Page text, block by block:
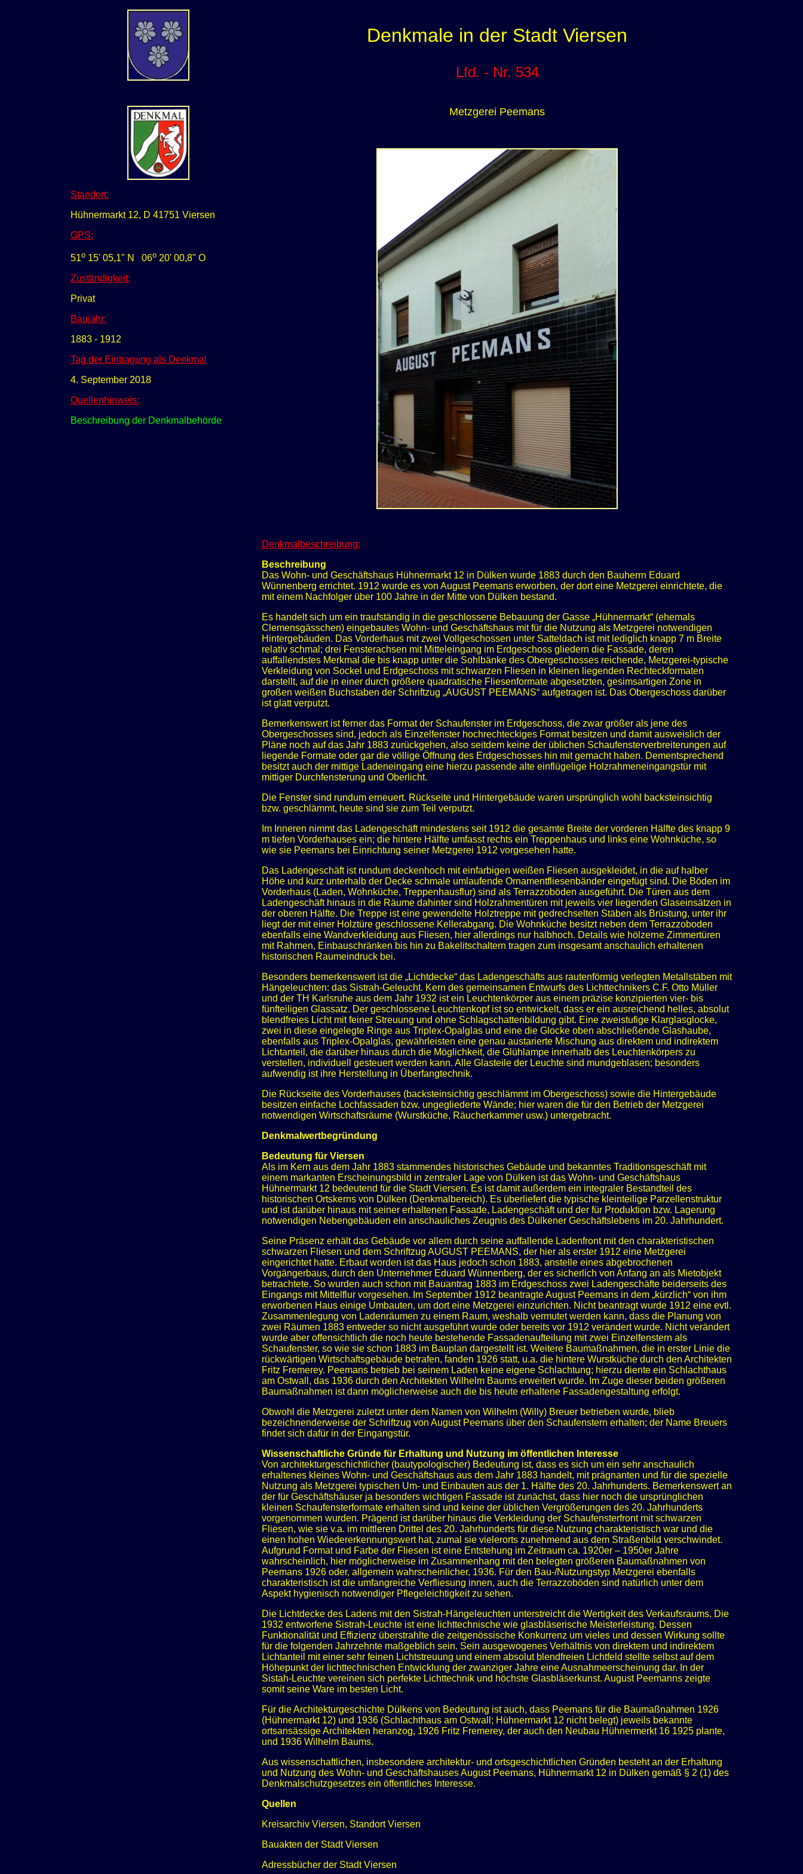
Denkmale in der Stadt Viersen
Lfd. - Nr. 534
Standort:
Hühnermarkt 12, D 41751 Viersen
GPS:
51o 15' 05,1" N 06o 20' 00,8" O
Zuständigkeit:
Privat
Baujahr:
1883 - 1912
Tag der Eintragung als Denkmal
4. September 2018
Quellenhinweis:
Beschreibung der Denkmalbehörde
Metzgerei Peemans
Denkmalbeschreibung:
Beschreibung
Das Wohn- und Geschäftshaus Hühnermarkt 12 in Dülken wurde 1883 durch den Bauherrn Eduard
Wünnenberg errichtet. 1912 wurde es von August Peemans erworben, der dort eine Metzgerei einrichtete, die
mit einem Nachfolger über 100 Jahre in der Mitte von Dülken bestand.
Es handelt sich um ein traufständig in die geschlossene Bebauung der Gasse „Hühnermarkt“ (ehemals
Clemensgässchen) eingebautes Wohn- und Geschäftshaus mit für die Nutzung als Metzgerei notwendigen
Hintergebäuden. Das Vorderhaus mit zwei Vollgeschossen unter Satteldach ist mit lediglich knapp 7 m Breite
relativ schmal; drei Fensterachsen mit Mitteleingang im Erdgeschoss gliedern die Fassade, deren
auffallendstes Merkmal die bis knapp unter die Sohlbänke des Obergeschosses reichende, Metzgerei-typische
Verkleidung von Sockel und Erdgeschoss mit schwarzen Fliesen in kleinen liegenden Rechteckformaten
darstellt, auf die in einer durch größere quadratische Fliesenformate abgesetzten, gesimsartigen Zone in
großen weißen Buchstaben der Schriftzug „AUGUST PEEMANS“ aufgetragen ist. Das Obergeschoss darüber
ist glatt verputzt.
Bemerkenswert ist ferner das Format der Schaufenster im Erdgeschoss, die zwar größer als jene des
Obergeschosses sind, jedoch als Einzelfenster hochrechteckiges Format besitzen und damit ausweislich der
Pläne noch auf das Jahr 1883 zurückgehen, also seitdem keine der üblichen Schaufensterverbreiterungen auf
liegende Formate oder gar die völlige Öffnung des Erdgeschosses hin mit gemacht haben. Dementsprechend
besitzt auch der mittige Ladeneingang eine hierzu passende alte einflügelige Holzrahmeneingangstür mit
mittiger Durchfensterung und Oberlicht.
Die Fenster sind rundum erneuert. Rückseite und Hintergebäude waren ursprünglich wohl backsteinsichtig
bzw. geschlämmt, heute sind sie zum Teil verputzt.
Im Inneren nimmt das Ladengeschäft mindestens seit 1912 die gesamte Breite der vorderen Hälfte des knapp 9
m tiefen Vorderhauses ein; die hintere Hälfte umfasst rechts ein Treppenhaus und links eine Wohnküche, so
wie sie Peemans bei Einrichtung seiner Metzgerei 1912 vorgesehen hatte.
Das Ladengeschäft ist rundum deckenhoch mit einfarbigen weißen Fliesen ausgekleidet, in die auf halber
Höhe und kurz unterhalb der Decke schmale umlaufende Ornamentfliesenbänder eingefügt sind. Die Böden im
Vorderhaus (Laden, Wohnküche, Treppenhausflur) sind als Terrazzoböden ausgeführt. Die Türen aus dem
Ladengeschäft hinaus in die Räume dahinter sind Holzrahmentüren mit jeweils vier liegenden Glaseinsätzen in
der oberen Hälfte. Die Treppe ist eine gewendelte Holztreppe mit gedrechselten Stäben als Brüstung, unter ihr
liegt der mit einer Holztüre geschlossene Kellerabgang. Die Wohnküche besitzt neben dem Terrazzoboden
ebenfalls eine Wandverkleidung aus Fliesen, hier allerdings nur halbhoch. Details wie hölzerne Zimmertüren
mit Rahmen, Einbauschränken bis hin zu Bakelitschaltern tragen zum insgesamt anschaulich erhaltenen
historischen Raumeindruck bei.
Besonders bemerkenswert ist die „Lichtdecke“ das Ladengeschäfts aus rautenförmig verlegten Metallstäben mit
Hängeleuchten: das Sistrah-Geleucht. Kern des gemeinsamen Entwurfs des Lichttechnikers C.F. Otto Müller
und der TH Karlsruhe aus dem Jahr 1932 ist ein Leuchtenkörper aus einem präzise konzipierten vier- bis
fünfteiligen Glassatz. Der geschlossene Leuchtenkopf ist so entwickelt, dass er ein ausreichend helles, absolut
blendfreies Licht mit feiner Streuung und ohne Schlagschattenbildung gibt. Eine zweistufige Klarglasglocke,
zwei in diese eingelegte Ringe aus Triplex-Opalglas und eine die Glocke oben abschließende Glashaube,
ebenfalls aus Triplex-Opalglas, gewährleisten eine genau austarierte Mischung aus direktem und indirektem
Lichtanteil, die darüber hinaus durch die Möglichkeit, die Glühlampe innerhalb des Leuchtenkörpers zu
verstellen, individuell gesteuert werden kann. Alle Glasteile der Leuchte sind mundgeblasen; besonders
aufwendig ist ihre Herstellung in Überfangtechnik.
Die Rückseite des Vorderhauses (backsteinsichtig geschlämmt im Obergeschoss) sowie die Hintergebäude
besitzen einfache Lochfassaden bzw. ungegliederte Wände; hier waren die für den Betrieb der Metzgerei
notwendigen Wirtschaftsräume (Wurstküche, Räucherkammer usw.) untergebracht.
Denkmalwertbegründung
Bedeutung für Viersen
Als im Kern aus dem Jahr 1883 stammendes historisches Gebäude und bekanntes Traditionsgeschäft mit
einem markanten Erscheinungsbild in zentraler Lage von Dülken ist das Wohn- und Geschäftshaus
Hühnermarkt 12 bedeutend für die Stadt Viersen. Es ist damit außerdem ein integraler Bestandteil des
historischen Ortskerns von Dülken (Denkmalbereich). Es überliefert die typische kleinteilige Parzellenstruktur
und ist darüber hinaus mit seiner erhaltenen Fassade, Ladengeschäft und der für Produktion bzw. Lagerung
notwendigen Nebengebäuden ein anschauliches Zeugnis des Dülkener Geschäftslebens im 20. Jahrhundert.
Seine Präsenz erhält das Gebäude vor allem durch seine auffallende Ladenfront mit den charakteristischen
schwarzen Fliesen und dem Schriftzug AUGUST PEEMANS, der hier als erster 1912 eine Metzgerei
eingerichtet hatte. Erbaut worden ist das Haus jedoch schon 1883, anstelle eines abgebrochenen
Vorgängerbaus, durch den Unternehmer Eduard Wünnenberg, der es sicherlich von Anfang an als Mietobjekt
betrachtete. So wurden auch schon mit Bauantrag 1883 im Erdgeschoss zwei Ladengeschäfte beiderseits des
Eingangs mit Mittelflur vorgesehen. Im September 1912 beantragte August Peemans in dem „kürzlich“ von ihm
erworbenen Haus einige Umbauten, um dort eine Metzgerei einzurichten. Nicht beantragt wurde 1912 eine evtl.
Zusammenlegung von Ladenräumen zu einem Raum, weshalb vermutet werden kann, dass die Planung von
zwei Räumen 1883 entweder so nicht ausgeführt wurde oder bereits vor 1912 verändert wurde. Nicht verändert
wurde aber offensichtlich die noch heute bestehende Fassadenaufteilung mit zwei Einzelfenstern als
Schaufenster, so wie sie schon 1883 im Bauplan dargestellt ist. Weitere Baumaßnahmen, die in erster Linie die
rückwärtigen Wirtschaftsgebäude betrafen, fanden 1926 statt, u.a. die hintere Wurstküche durch den Architekten
Fritz Fremerey. Peemans betrieb bei seinem Laden keine eigene Schlachtung; hierzu diente ein Schlachthaus
am Ostwall, das 1936 durch den Architekten Wilhelm Baums erweitert wurde. Im Zuge dieser beiden größeren
Baumaßnahmen ist dann möglicherweise auch die bis heute erhaltene Fassadengestaltung erfolgt.
Obwohl die Metzgerei zuletzt unter dem Namen von Wilhelm (Willy) Breuer betrieben wurde, blieb
bezeichnenderweise der Schriftzug von August Peemans über den Schaufenstern erhalten; der Name Breuers
findet sich dafür in der Eingangstür.
Wissenschaftliche Gründe für Erhaltung und Nutzung im öffentlichen Interesse
Von architekturgeschichtlicher (bautypologischer) Bedeutung ist, dass es sich um ein sehr anschaulich
erhaltenes kleines Wohn- und Geschäftshaus aus dem Jahr 1883 handelt, mit prägnanten und für die spezielle
Nutzung als Metzgerei typischen Um- und Einbauten aus der 1. Hälfte des 20. Jahrhunderts. Bemerkenswert an
der für Geschäftshäuser ja besonders wichtigen Fassade ist zunächst, dass hier noch die ursprünglichen
kleinen Schaufensterformate erhalten sind und keine der üblichen Vergrößerungen des 20. Jahrhunderts
vorgenommen wurden. Prägend ist darüber hinaus die Verkleidung der Schaufensterfront mit schwarzen
Fliesen, wie sie v.a. im mittleren Drittel des 20. Jahrhunderts für diese Nutzung charakteristisch war und die
einen hohen Wiedererkennungswert hat, zumal sie vielerorts zunehmend aus dem Straßenbild verschwindet.
Aufgrund Format und Farbe der Fliesen ist eine Entstehung im Zeitraum ca. 1920er – 1950er Jahre
wahrscheinlich, hier möglicherweise im Zusammenhang mit den belegten größeren Baumaßnahmen von
Peemans 1926 oder, allgemein wahrscheinlicher, 1936. Für den Bau-/Nutzungstyp Metzgerei ebenfalls
charakteristisch ist die umfangreiche Verfliesung innen, auch die Terrazzoböden sind natürlich unter dem
Aspekt hygienisch notwendiger Pflegeleichtigkeit zu sehen.
Die Lichtdecke des Ladens mit den Sistrah-Hängeleuchten unterstreicht die Wertigkeit des Verkaufsraums. Die
1932 entworfene Sistrah-Leuchte ist eine lichttechnische wie glasbläserische Meisterleistung. Dessen
Funktionalität und Effizienz überstrahlte die zeitgenössische Konkurrenz um vieles und dessen Wirkung sollte
für die folgenden Jahrzehnte maßgeblich sein. Sein ausgewogenes Verhältnis von direktem und indirektem
Lichtanteil mit einer sehr feinen Lichtstreuung und einem absolut blendfreien Lichtfeld stellte selbst auf dem
Höhepunkt der lichttechnischen Entwicklung der zwanziger Jahre eine Ausnahmeerscheinung dar. In der
Sistah-Leuchte vereinen sich perfekte Lichttechnik und höchste Glasbläserkunst. August Peemanns zeigte
somit seine Ware im besten Licht.
Für die Architekturgeschichte Dülkens von Bedeutung ist auch, dass Peemans für die Baumaßnahmen 1926
(Hühnermarkt 12) und 1936 (Schlachthaus am Ostwall; Hühnermarkt 12 nicht belegt) jeweils bekannte
ortsansässige Architekten heranzog, 1926 Fritz Fremerey, der auch den Neubau Hühnermerkt 16 1925 plante,
und 1936 Wilhelm Baums.
Aus wissenschaftlichen, insbesondere architektur- und ortsgeschichtlichen Gründen besteht an der Erhaltung
und Nutzung des Wohn- und Geschäftshauses August Peemans, Hühnermarkt 12 in Dülken gemäß § 2 (1) des
Denkmalschutzgesetzes ein öffentliches Interesse.
Quellen
Kreisarchiv Viersen, Standort Viersen
Bauakten der Stadt Viersen
Adressbücher der Stadt Viersen